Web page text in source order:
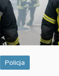
Policja